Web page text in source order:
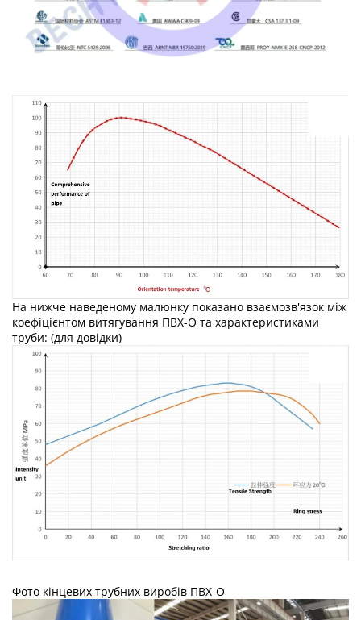
На нижче наведеному малюнку показано взаємозв'язок між
коефіцієнтом витягування ПВХ-О та характеристиками
труби: (для довідки)
Фото кінцевих трубних виробів ПВХ-О